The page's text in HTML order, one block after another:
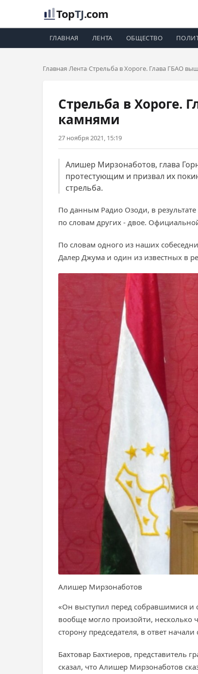
TopTJ.com
ГЛАВНАЯ ЛЕНТА ОБЩЕСТВО
Главная Лента Стрельба в Хороге. Глава ГБАО
Стрельба в Хороге.
камнями
27 ноября 2021, 15:19
Алишер Мирзонаботов, глава
протестующим и призвал их
стрельба.
По данным Радио Озоди, в результате
по словам других - двое.
По словам одного из наших
Далер Джума и один из известных в
Алишер Мирзонаботов
«Он выступил перед собравшимися и
вообще могло произойти, несколько
сторону председателя, в ответ
Бахтовар Бахтиеров, представитель
сказал, что Алишер Мирзонаботов